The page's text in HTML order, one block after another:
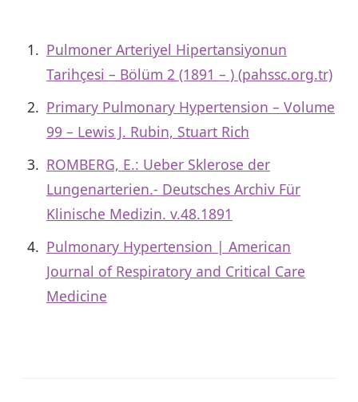
Pulmoner Arteriyel Hipertansiyonun
Tarihçesi – Bölüm 2 (1891 – ) (pahssc.org.tr)
Primary Pulmonary Hypertension – Volume
99 – Lewis J. Rubin, Stuart Rich
ROMBERG, E.: Ueber Sklerose der
Lungenarterien.- Deutsches Archiv Für
Klinische Medizin. v.48.1891
Pulmonary Hypertension | American
Journal of Respiratory and Critical Care
Medicine